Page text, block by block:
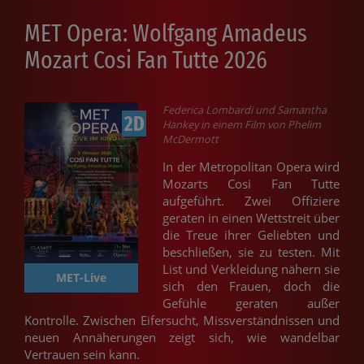
MET Opera: Wolfgang Amadeus
Mozart Cosi Fan Tutte 2026
2D
MET-Live
Federica Lombardi und Samantha
Hankey in einem Film von Phelim
McDermott
In der Metropolitan Opera wird
Mozarts Cosi Fan Tutte
aufgeführt. Zwei Offiziere
geraten in einen Wettstreit über
die Treue ihrer Geliebten und
beschließen, sie zu testen. Mit
List und Verkleidung nähern sie
sich den Frauen, doch die
Gefühle geraten außer
Kontrolle. Zwischen Eifersucht, Missverständnissen und
neuen Annäherungen zeigt sich, wie wandelbar
Vertrauen sein kann.